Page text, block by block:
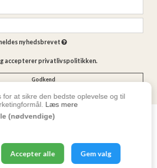
at sikre, at du får den
vores hjemmeside.
Ok
nyhedsbrevet
accepterer privatlivspolitikken.
Godkend
for at sikre den bedste oplevelse og til
Læs mere
(nødvendige)
Accepter alle
Gem valg